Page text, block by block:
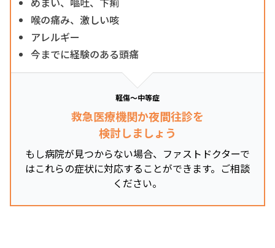
喉の痛み、激しい咳
アレルギー
今までに経験のある頭痛
軽傷～中等症
救急医療機関か夜間往診を
検討しましょう
もし病院が見つからない場合、ファストドクターで
はこれらの症状に対応することができます。ご相談
ください。